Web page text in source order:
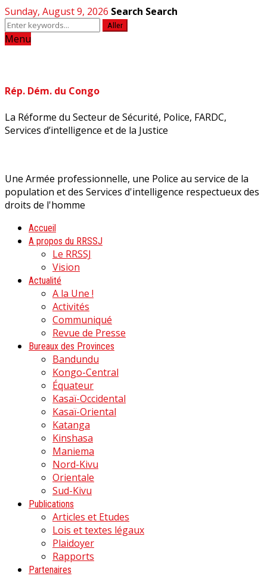
Sunday, August 9, 2026 Search Search
Aller
Menu
Rép. Dém. du Congo
La Réforme du Secteur de Sécurité, Police, FARDC,
Services d’intelligence et de la Justice
Une Armée professionnelle, une Police au service de la
population et des Services d'intelligence respectueux des
droits de l'homme
Accueil
A propos du RRSSJ
Le RRSSJ
Vision
Actualité
A la Une !
Activités
Communiqué
Revue de Presse
Bureaux des Provinces
Bandundu
Kongo-Central
Équateur
Kasaï-Occidental
Kasaï-Oriental
Katanga
Kinshasa
Maniema
Nord-Kivu
Orientale
Sud-Kivu
Publications
Articles et Etudes
Lois et textes légaux
Plaidoyer
Rapports
Partenaires